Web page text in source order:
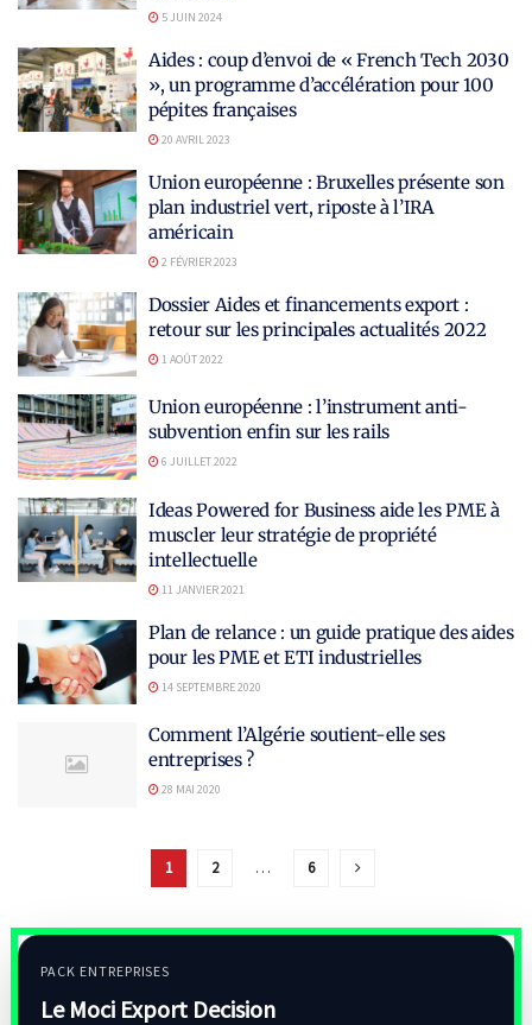
5 JUIN 2024
Aides : coup d’envoi de « French Tech 2030
», un programme d’accélération pour 100
pépites françaises
20 AVRIL 2023
Union européenne : Bruxelles présente son
plan industriel vert, riposte à l’IRA
américain
2 FÉVRIER 2023
Dossier Aides et financements export :
retour sur les principales actualités 2022
1 AOÛT 2022
Union européenne : l’instrument anti-
subvention enfin sur les rails
6 JUILLET 2022
Ideas Powered for Business aide les PME à
muscler leur stratégie de propriété
intellectuelle
11 JANVIER 2021
Plan de relance : un guide pratique des aides
pour les PME et ETI industrielles
14 SEPTEMBRE 2020
Comment l’Algérie soutient-elle ses
entreprises ?
28 MAI 2020
1 2 … 6
PACK ENTREPRISES
Le Moci Export Decision